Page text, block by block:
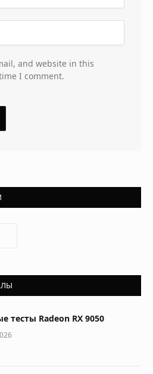
and website in this
I comment.
тесты Radeon RX 9050